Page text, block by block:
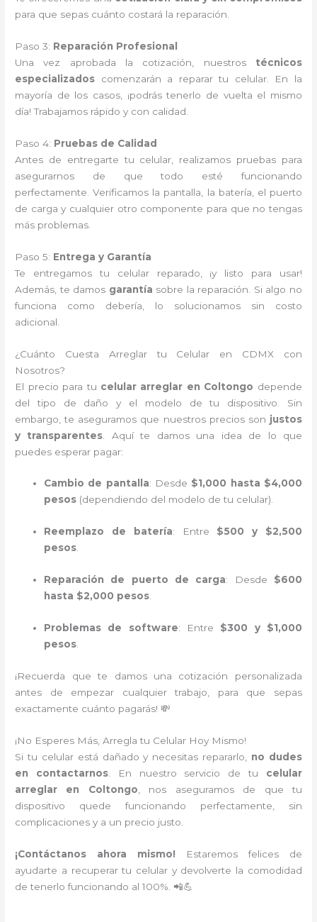
para que sepas cuánto costará la reparación.
Paso 3: Reparación Profesional
Una vez aprobada la cotización, nuestros técnicos
especializados comenzarán a reparar tu celular. En la
mayoría de los casos, ¡podrás tenerlo de vuelta el mismo
día! Trabajamos rápido y con calidad.
Paso 4: Pruebas de Calidad
Antes de entregarte tu celular, realizamos pruebas para
asegurarnos de que todo esté funcionando
perfectamente. Verificamos la pantalla, la batería, el puerto
de carga y cualquier otro componente para que no tengas
más problemas.
Paso 5: Entrega y Garantía
Te entregamos tu celular reparado, ¡y listo para usar!
Además, te damos garantía sobre la reparación. Si algo no
funciona como debería, lo solucionamos sin costo
adicional.
¿Cuánto Cuesta Arreglar tu Celular en CDMX con
Nosotros?
El precio para tu celular arreglar en Coltongo depende
del tipo de daño y el modelo de tu dispositivo. Sin
embargo, te aseguramos que nuestros precios son justos
y transparentes . Aquí te damos una idea de lo que
puedes esperar pagar:
Cambio de pantalla: Desde $1,000 hasta $4,000
pesos (dependiendo del modelo de tu celular).
Reemplazo de batería: Entre $500 y $2,500
pesos.
Reparación de puerto de carga: Desde $600
hasta $2,000 pesos
Problemas de software: Entre $300 y $1,000
pesos
¡Recuerda que te damos una cotización personalizada
antes de empezar cualquier trabajo, para que sepas
exactamente cuánto pagarás! 💸
¡No Esperes Más, Arregla tu Celular Hoy Mismo!
Si tu celular está dañado y necesitas repararlo, no dudes
en contactarnos. En nuestro servicio de tu celular
arreglar en Coltongo , nos aseguramos de que tu
dispositivo quede funcionando perfectamente, sin
complicaciones y a un precio justo.
¡Contáctanos ahora mismo! Estaremos felices de
ayudarte a recuperar tu celular y devolverte la comodidad
de tenerlo funcionando al 100%. 📲💪